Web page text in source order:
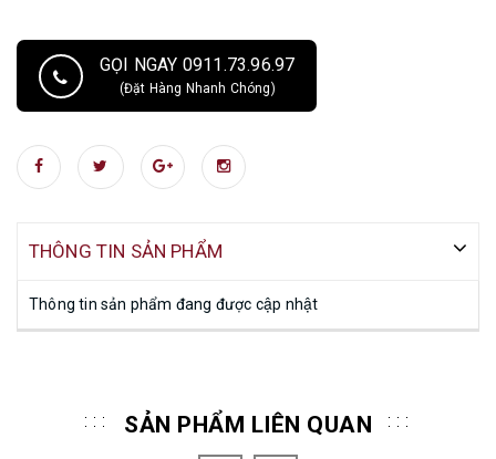
GỌI NGAY 0911.73.96.97
(Đặt Hàng Nhanh Chóng)
THÔNG TIN SẢN PHẨM
Thông tin sản phẩm đang được cập nhật
SẢN PHẨM LIÊN QUAN